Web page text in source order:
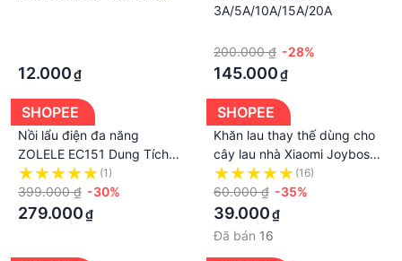
12.000₫
3A/5A/10A/15A/20A
200.000 ₫ -28%
145.000₫
SHOPEE
Nồi lẩu điện đa năng
ZOLELE EC151 Dung Tích
Lớn 1.5L điều chỉnh nhiệt độ
nhỏ tay cầm dài
(1)
399.000 ₫ -30%
279.000₫
SHOPEE
Khăn lau thay thế dùng cho
cây lau nhà Xiaomi Joybos
M16 Xiaomi Zolele M16
(16)
60.000 ₫ -35%
39.000₫
Đã bán 16